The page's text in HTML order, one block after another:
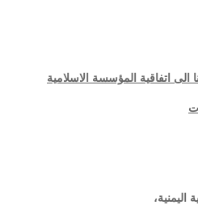
الى اتفاقية المؤسسة الاسلامية
اليمنية،